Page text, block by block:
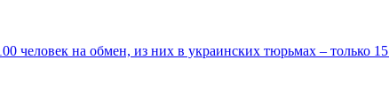
человек на обмен, из них в украинских тюрьмах – только 15